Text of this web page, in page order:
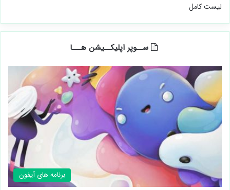
لیست کامل
ســوپر اپلیکــیشن هـــا
برنامه های آیفون